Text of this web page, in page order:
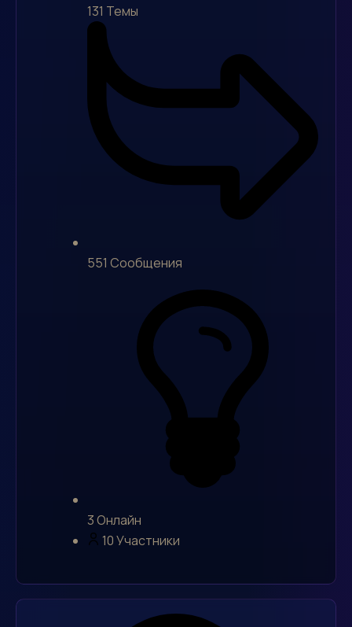
131 Темы
551 Сообщения
3Онлайн
10Участники